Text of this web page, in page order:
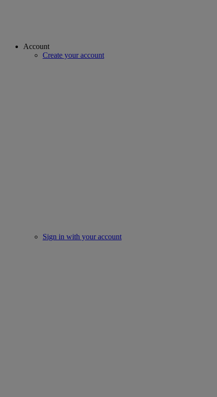
Account
Create your account
Sign in with your account